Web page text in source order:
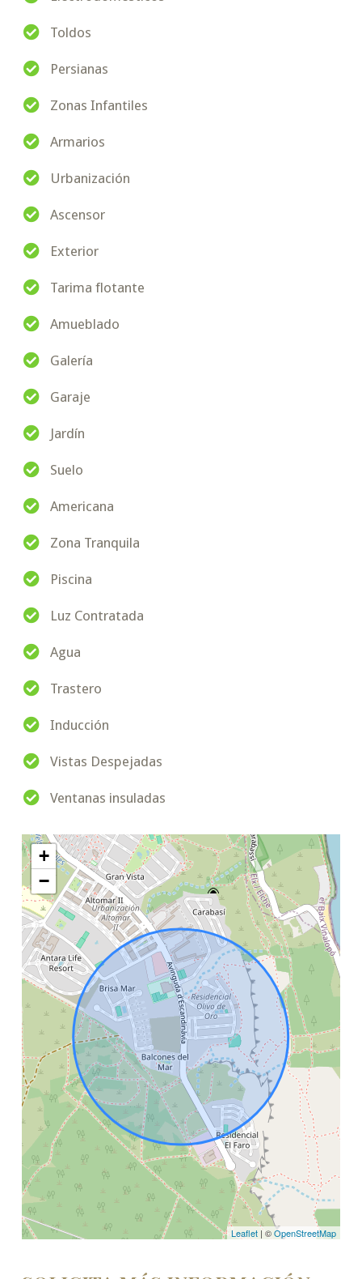
Toldos
Persianas
Zonas Infantiles
Armarios
Urbanización
Ascensor
Exterior
Tarima flotante
Amueblado
Galería
Garaje
Jardín
Suelo
Americana
Zona Tranquila
Piscina
Luz Contratada
Agua
Trastero
Inducción
Vistas Despejadas
Ventanas insuladas
+
−
Leaflet | ©OpenStreetMap